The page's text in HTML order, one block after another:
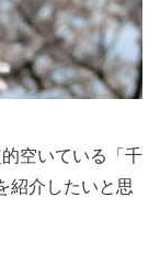
空いている「千
紹介したいと思